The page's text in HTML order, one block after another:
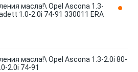
масла!\ Opel Ascona 1.3-
1.0-2.0i 74-91 330011 ERA
масла!\ Opel Ascona 1.3-2.0i 80-
2.0i 74-91